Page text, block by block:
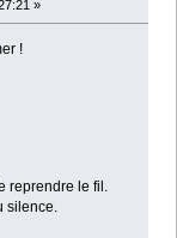
»
!
reprendre le fil.
silence.